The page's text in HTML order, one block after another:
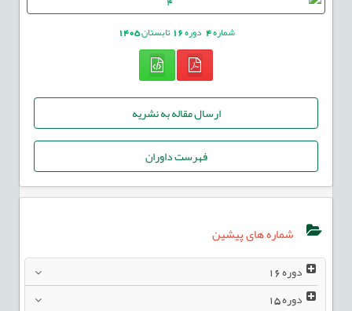
شماره4 دوره16تابستان1405
ارسال مقاله به نشریه
فهرست داوران
شماره های پیشین
دوره16
دوره15